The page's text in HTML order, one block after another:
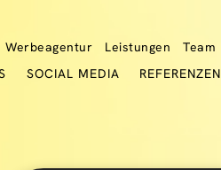
Werbeagentur Leistungen Team
SOCIAL MEDIA REFERENZEN